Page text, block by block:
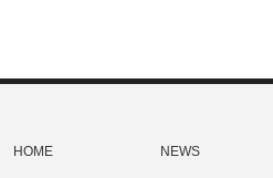
HOME NEWS